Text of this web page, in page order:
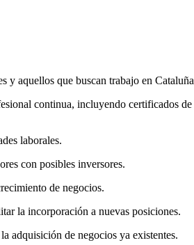
y aquellos que buscan trabajo en
continua, incluyendo certificados
laborales.
con posibles inversores.
de negocios.
la incorporación a nuevas posiciones.
adquisición de negocios ya existentes.